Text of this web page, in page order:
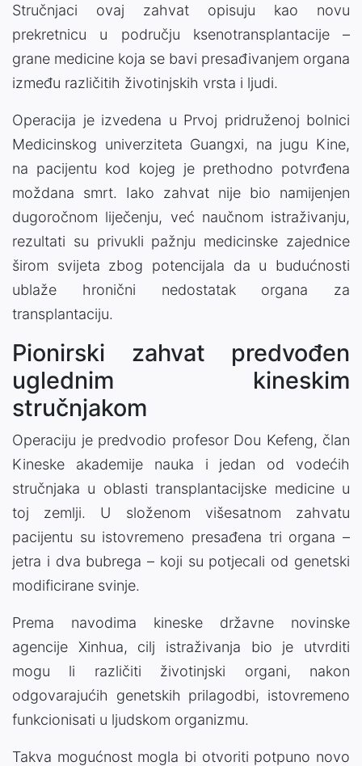
Stručnjaci ovaj zahvat opisuju kao novu
prekretnicu u području ksenotransplantacije –
grane medicine koja se bavi presađivanjem organa
između različitih životinjskih vrsta i ljudi.
Operacija je izvedena u Prvoj pridruženoj bolnici
Medicinskog univerziteta Guangxi, na jugu Kine,
na pacijentu kod kojeg je prethodno potvrđena
moždana smrt. Iako zahvat nije bio namijenjen
dugoročnom liječenju, već naučnom istraživanju,
rezultati su privukli pažnju medicinske zajednice
širom svijeta zbog potencijala da u budućnosti
ublaže hronični nedostatak organa za
transplantaciju.
Pionirski zahvat predvođen
uglednim kineskim
stručnjakom
Operaciju je predvodio profesor Dou Kefeng, član
Kineske akademije nauka i jedan od vodećih
stručnjaka u oblasti transplantacijske medicine u
toj zemlji. U složenom višesatnom zahvatu
pacijentu su istovremeno presađena tri organa –
jetra i dva bubrega – koji su potjecali od genetski
modificirane svinje.
Prema navodima kineske državne novinske
agencije Xinhua, cilj istraživanja bio je utvrditi
mogu li različiti životinjski organi, nakon
odgovarajućih genetskih prilagodbi, istovremeno
funkcionisati u ljudskom organizmu.
Takva mogućnost mogla bi otvoriti potpuno novo